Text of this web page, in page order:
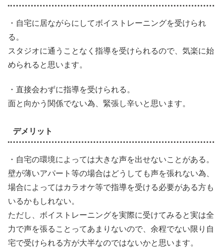
・自宅に居ながらにしてボイストレーニングを受けられ
る。
スタジオに通うことなく指導を受けられるので、気楽に始
められると思います。
・直接会わずに指導を受けられる。
面と向かう関係でない為、緊張し辛いと思います。
デメリット
・自宅の環境によっては大きな声を出せないことがある。
壁が薄いアパート等の場合はどうしても声を張れない為、
場合によってはカラオケ等で指導を受ける必要がある方も
いるかもしれない。
ただし、ボイストレーニングを実際に受けてみると実は全
力で声を張ることってあまりないので、余程でない限り自
宅で受けられる方が大半なのではないかと思います。